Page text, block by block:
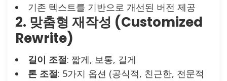
기존 텍스트를 기반으로 개선된 버전 제공
2. 맞춤형 재작성 (Customized
Rewrite)
길이 조절: 짧게, 보통, 길게
톤 조절: 5가지 옵션 (공식적, 친근한, 전문적